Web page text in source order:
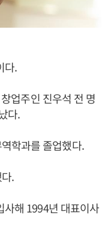
다.
업주인 진우석 전 명
다.
학과를 졸업했다.
.
해 1994년 대표이사